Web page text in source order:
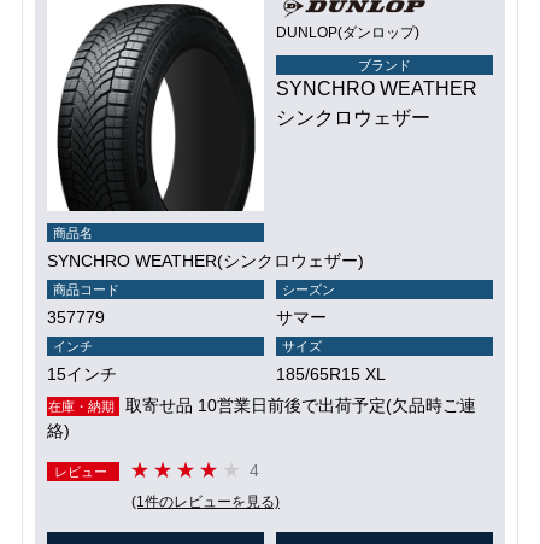
DUNLOP(ダンロップ)
ブランド
SYNCHRO WEATHER
シンクロウェザー
商品名
SYNCHRO WEATHER(シンクロウェザー)
商品コード
357779
シーズン
サマー
インチ
15インチ
サイズ
185/65R15 XL
在庫・納期
取寄せ品 10営業日前後で出荷予定(欠品時ご連
絡)
レビュー 4
(1件のレビューを見る)